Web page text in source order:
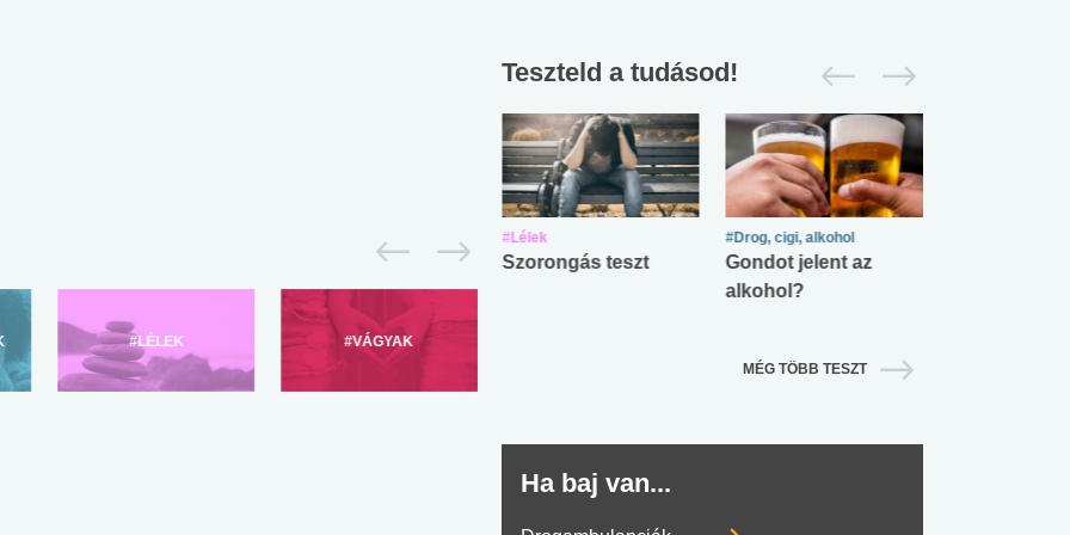
#LÉLEK #VÁGYAK
Teszteld a tudásod!
nyelvvizsga teszt -
No.42
Internet-függőség
teszt
#Lélek
Szorongás teszt
#Drog, cigi, alkohol
Gondot jelent az
alkohol?
MÉG TÖBB TESZT
Ha baj van...